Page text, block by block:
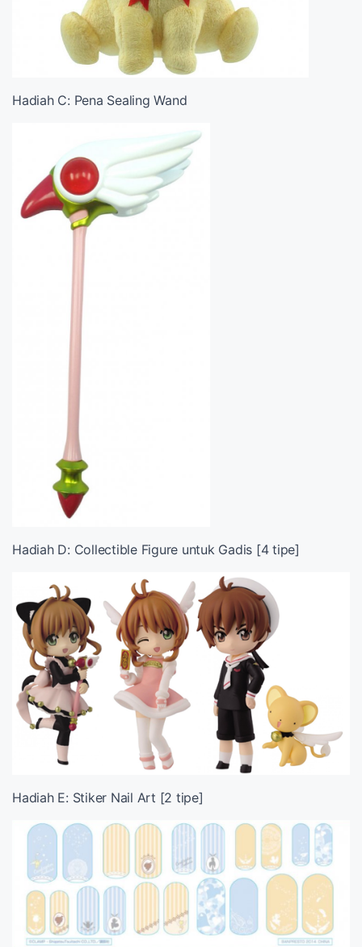
Hadiah C: Pena Sealing Wand
Hadiah D: Collectible Figure untuk Gadis [4 tipe]
Hadiah E: Stiker Nail Art [2 tipe]